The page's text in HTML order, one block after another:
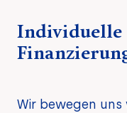
Individuelle
Wir bewegen